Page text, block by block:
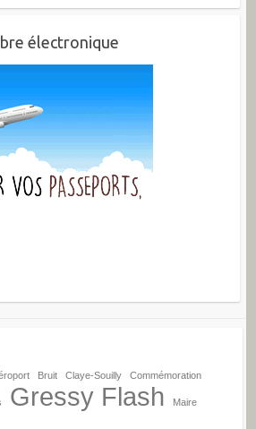
électronique
Bruit Claye-Souilly Commémoration
Gressy Flash Maire